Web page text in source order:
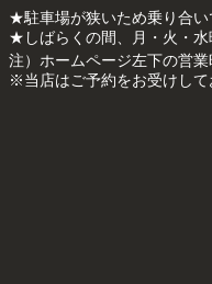
★駐車場が狭いため乗り合い
★しばらくの間、月・火・水
注）ホームページ左下の営
※当店はご予約をお受けして